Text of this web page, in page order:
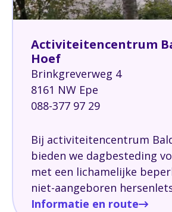
Activiteitencentrum
Hoef
Brinkgreverweg 4
8161 NW Epe
088-377 97 29
Bij activiteitencentrum
bieden we dagbesteding
met een lichamelijke
niet-aangeboren
Informatie en route